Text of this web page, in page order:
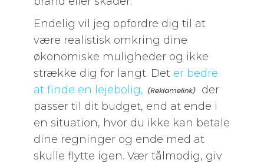
Endelig vil jeg opfordre dig til at
være realistisk omkring dine
økonomiske muligheder og ikke
strække dig for langt. Det er bedre
at finde en lejebolig,
der
passer til dit budget, end at ende i
en situation, hvor du ikke kan betale
dine regninger og ende med at
skulle flytte igen. Vær tålmodig, giv